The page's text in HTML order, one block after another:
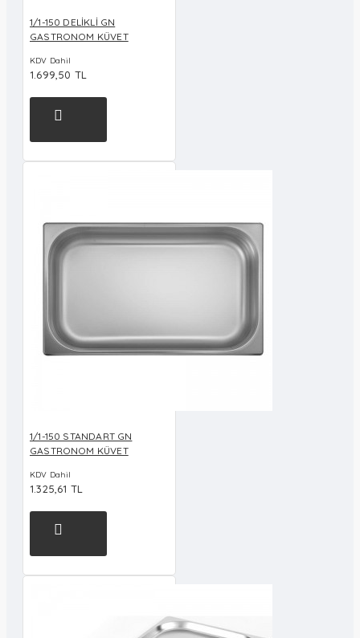
1/1-150 DELİKLİ GN
GASTRONOM KÜVET
KDV Dahil
1.699,50 TL
1/1-150 STANDART GN
GASTRONOM KÜVET
KDV Dahil
1.325,61 TL